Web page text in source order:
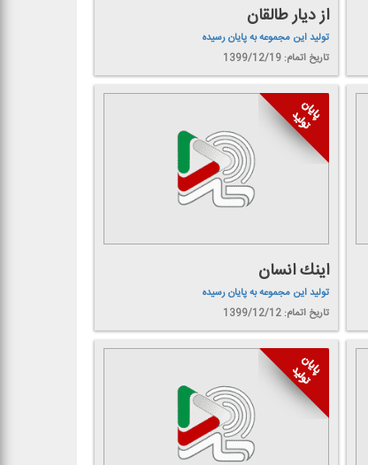
از دیار طالقان
تولید این مجموعه به پایان رسیده
تاریخ اتمام: 1399/12/19
اینك انسان
تولید این مجموعه به پایان رسیده
تاریخ اتمام: 1399/12/12